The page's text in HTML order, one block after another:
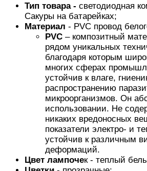
Тип товара - светодиодная
Сакуры на батарейках;
Материал - PVC провод
PVC – композитный
рядом уникальных
благодаря которым
многих сферах
устойчив к влаге,
распространению
микроорганизмов. Он
использовании. Не
никаких вредоносных
показатели электро- и
устойчив к различным
деформаций.
Цвет лампочек - теплый